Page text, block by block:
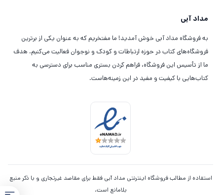
مداد آبی
به فروشگاه مداد آبی خوش آمدید! ما مفتخریم که به عنوان یکی از برترین
فروشگاه‌های کتاب در حوزه ارتباطات و کودک و نوجوان فعالیت می‌کنیم. هدف
ما از تأسیس این فروشگاه، فراهم کردن بستری مناسب برای دسترسی به
کتاب‌هایی با کیفیت و مفید در این زمینه‌هاست.
استفاده از مطالب فروشگاه اینترنتی مداد آبی فقط برای مقاصد غیرتجاری و با ذکر منبع
بلامانع است.